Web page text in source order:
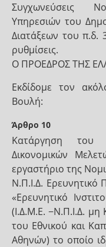
Συγχωνεύσεις
Υπηρεσιών του
Διατάξεων του π.δ.
ρυθμίσεις.
Ο ΠΡΟΕΔΡΟΣ ΤΗΣ
Εκδίδομε τον
Βουλή:
Άρθρο 10
Κατάργηση του
Δικονομικών
εργαστήριο της
Ν.Π.Ι.Δ. Ερευνητικό
«Ερευνητικό
(Ι.Δ.Μ.Ε. −Ν.Π.Ι.Δ. μη
του Εθνικού και
Αθηνών) το οποίο